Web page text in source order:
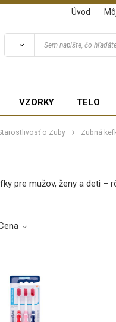
Úvod
VZORKY TELO
o Zuby Zubná
pre mužov, ženy a deti –